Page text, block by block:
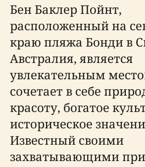
Бен Баклер Пойнт,
расположенный на
краю пляжа Бонди в
Австралия, является
увлекательным
сочетает в себе
красоту, богатое
историческое
Известный своими
захватывающими